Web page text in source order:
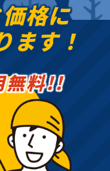
格に
ます！
無料!!